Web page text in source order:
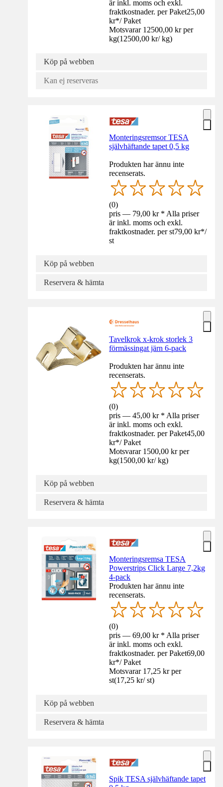
är inkl. moms och exkl.
fraktkostnader. per Paket25,00
kr*/ Paket
Motsvarar 12500,00 kr per
kg(12500,00 kr/ kg)
Köp på webben
Kan ej reserveras
Monteringsremsor TESA
självhäftande tapet 0,5 kg
Produkten har ännu inte
recenserats.
(0)
pris — 79,00 kr * Alla priser
är inkl. moms och exkl.
fraktkostnader. per st79,00 kr*/
st
Köp på webben
Reservera & hämta
Tavelkrok x-krok storlek 3
förmässingat järn 6-pack
Produkten har ännu inte
recenserats.
(0)
pris — 45,00 kr * Alla priser
är inkl. moms och exkl.
fraktkostnader. per Paket45,00
kr*/ Paket
Motsvarar 1500,00 kr per
kg(1500,00 kr/ kg)
Köp på webben
Reservera & hämta
Monteringsremsa TESA
Powerstrips Click Large 7,2kg
4-pack
Produkten har ännu inte
recenserats.
(0)
pris — 69,00 kr * Alla priser
är inkl. moms och exkl.
fraktkostnader. per Paket69,00
kr*/ Paket
Motsvarar 17,25 kr per
st(17,25 kr/ st)
Köp på webben
Reservera & hämta
Spik TESA självhäftande tapet